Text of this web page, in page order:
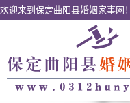
欢迎来到保定曲阳县婚姻家事网！